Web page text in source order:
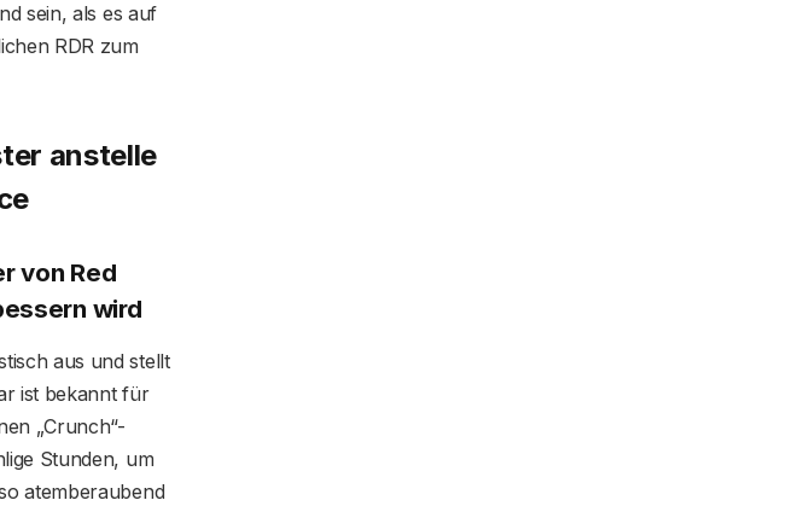
sein, als es auf
RDR zum
anstelle
von Red
wird
aus und stellt
ist bekannt für
„Crunch“-
Stunden, um
atemberaubend